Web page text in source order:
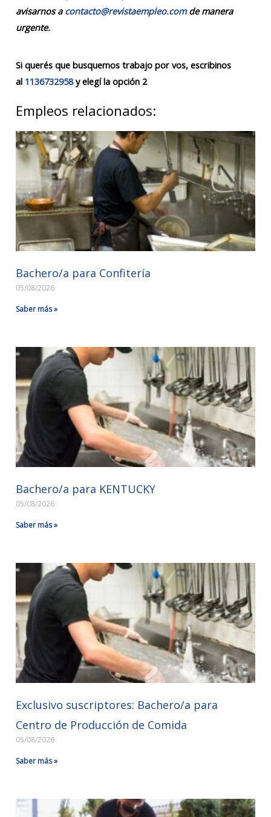
avisarnos a contacto@revistaempleo.comde manera
urgente.
Si querés que busquemos trabajo por vos, escribinos
al 1136732958y elegí la opción 2
Empleos relacionados:
Bachero/a para Confitería
05/08/2026
Saber más »
Bachero/a para KENTUCKY
05/08/2026
Saber más »
Exclusivo suscriptores: Bachero/a para
Centro de Producción de Comida
05/08/2026
Saber más »